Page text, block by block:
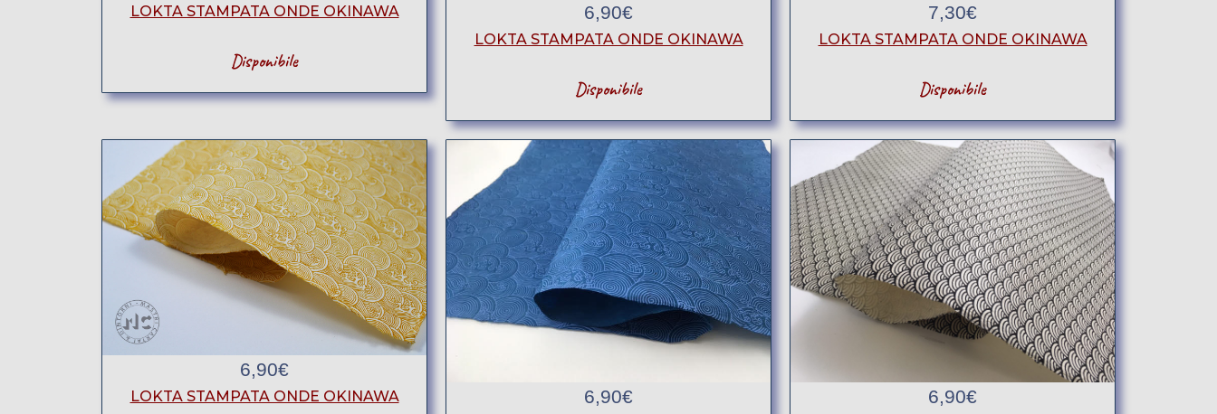
LOKTA STAMPATA ONDE OKINAWA
Disponibile
6,90€
LOKTA STAMPATA ONDE OKINAWA
Disponibile
7,30€
LOKTA STAMPATA ONDE OKINAWA
Disponibile
6,90€
LOKTA STAMPATA ONDE OKINAWA 6,90€ 6,90€